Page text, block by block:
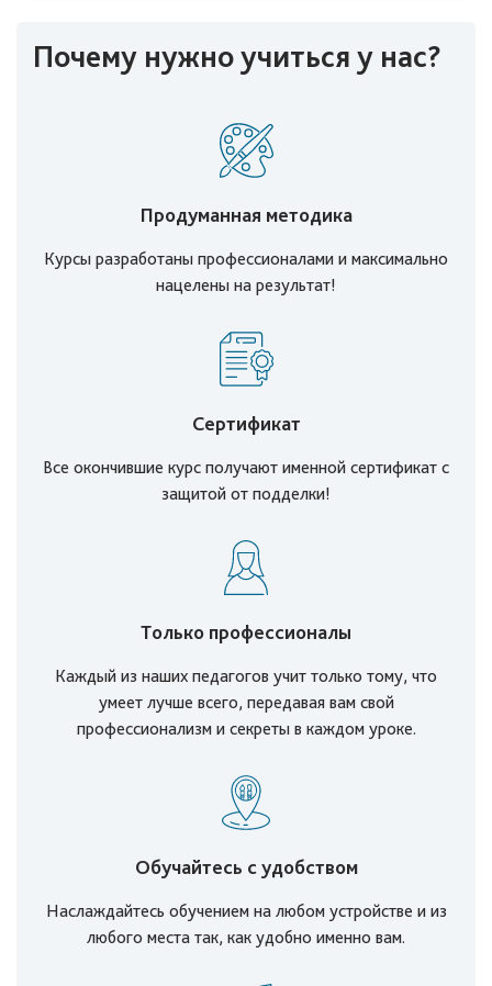
Почему нужно учиться у нас?
Продуманная методика
Курсы разработаны профессионалами и максимально
нацелены на результат!
Сертификат
Все окончившие курс получают именной сертификат с
защитой от подделки!
Только профессионалы
Каждый из наших педагогов учит только тому, что
умеет лучше всего, передавая вам свой
профессионализм и секреты в каждом уроке.
Обучайтесь с удобством
Наслаждайтесь обучением на любом устройстве и из
любого места так, как удобно именно вам.